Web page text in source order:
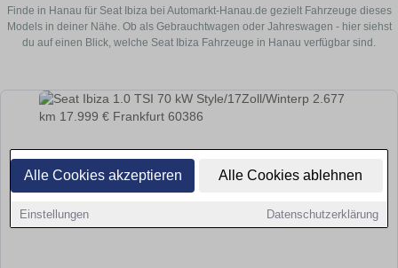
Alle Cookies akzeptieren Alle Cookies ablehnen
Einstellungen Datenschutzerklärung
Finde in Hanau für Seat Ibiza bei Automarkt-Hanau.de gezielt Fahrzeuge dieses
Models in deiner Nähe. Ob als Gebrauchtwagen oder Jahreswagen - hier siehst
du auf einen Blick, welche Seat Ibiza Fahrzeuge in Hanau verfügbar sind.